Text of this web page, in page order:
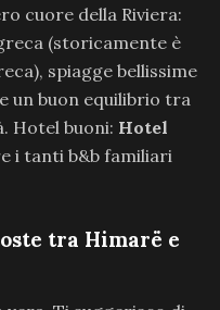
cuore della Riviera:
(storicamente è
spiagge bellissime
un buon equilibrio tra
Hotel buoni: Hotel
i tanti b&b familiari
tra Himarë e